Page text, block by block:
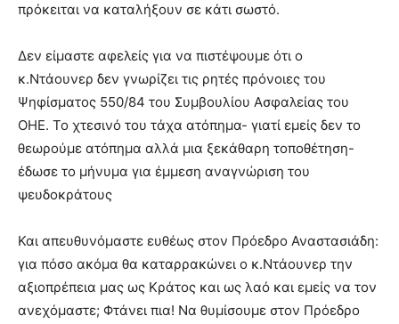
πρόκειται να καταλήξουν σε κάτι σωστό.
Δεν είμαστε αφελείς για να πιστέψουμε ότι ο
κ.Ντάουνερ δεν γνωρίζει τις ρητές πρόνοιες του
Ψηφίσματος 550/84 του Συμβουλίου Ασφαλείας του
ΟΗΕ. Το χτεσινό του τάχα ατόπημα- γιατί εμείς δεν το
θεωρούμε ατόπημα αλλά μια ξεκάθαρη τοποθέτηση-
έδωσε το μήνυμα για έμμεση αναγνώριση του
ψευδοκράτους
Και απευθυνόμαστε ευθέως στον Πρόεδρο Αναστασιάδη:
για πόσο ακόμα θα καταρρακώνει ο κ.Ντάουνερ την
αξιοπρέπεια μας ως Κράτος και ως λαό και εμείς να τον
ανεχόμαστε; Φτάνει πια! Να θυμίσουμε στον Πρόεδρο